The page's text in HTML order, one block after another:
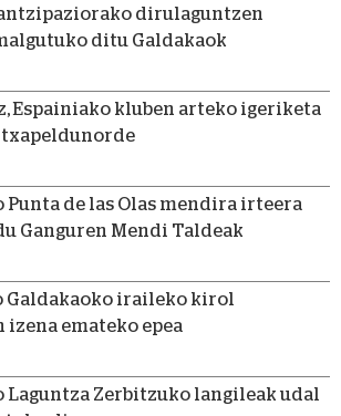
dirulaguntzen
ditu Galdakaok
Espainiako kluben arteko igeriketa
de las Olas mendira irteera
Ganguren Mendi Taldeak
Galdakaoko iraileko kirol
izena emateko epea
Laguntza Zerbitzuko langileak udal